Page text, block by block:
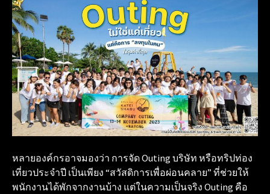
หลายองค์กรอาจมองว่า การจัด Outing บริษัท หรือทริปท่อง
เที่ยวประจำปี เป็นเพียง “สวัสดิการเพื่อผ่อนคลาย” ที่ช่วยให้
พนักงานได้พักจากงานบ้าง แต่ในความเป็นจริง Outing คือ